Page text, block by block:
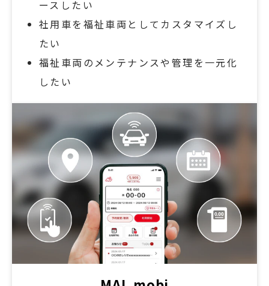
ースしたい
社用車を福祉車両としてカスタマイズし
たい
福祉車両のメンテナンスや管理を一元化
したい